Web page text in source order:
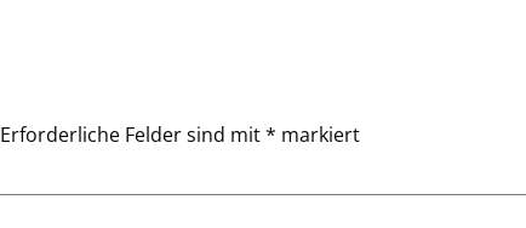
Erforderliche Felder sind mit* markiert